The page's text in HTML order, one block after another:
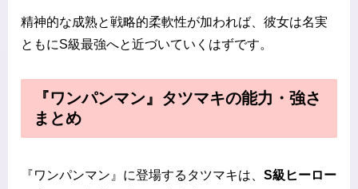
精神的な成熟と戦略的柔軟性が加われば、彼女は名実
ともにS級最強へと近づいていくはずです。
『ワンパンマン』タツマキの能力・強さ
まとめ
『ワンパンマン』に登場するタツマキは、 S級ヒーロー